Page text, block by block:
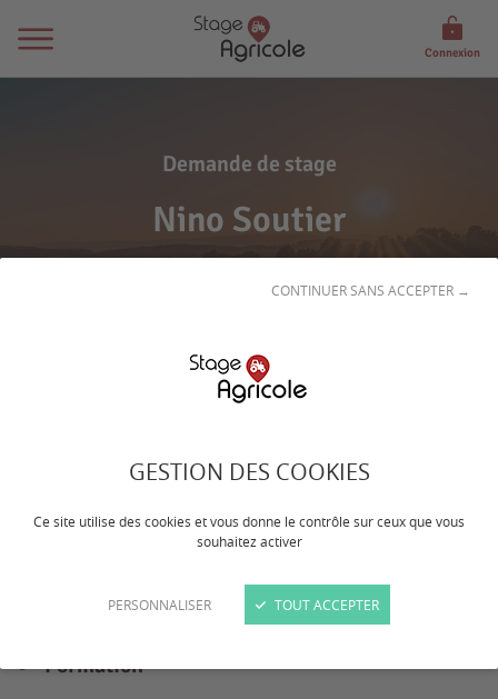
GESTION DES COOKIES
Ce site utilise des cookies et vous donne le contrôle sur ceux que vous
souhaitez activer
PERSONNALISER
CONTINUER SANS ACCEPTER →
TOUT ACCEPTER
Connexion
Demande de stage
Nino Soutier
profil
Formation